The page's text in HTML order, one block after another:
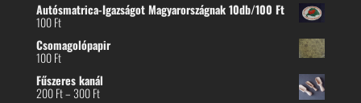
Autósmatrica-Igazságot Magyarországnak 10db/100 Ft
100Ft
Csomagolópapir
100Ft
Fűszeres kanál
200Ft–300FtÁrtartomány: